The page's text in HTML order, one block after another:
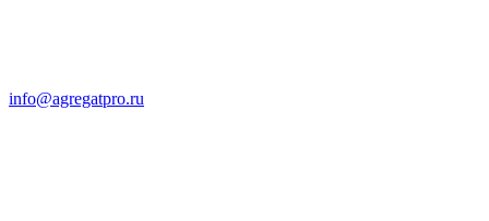
info@agregatpro.ru